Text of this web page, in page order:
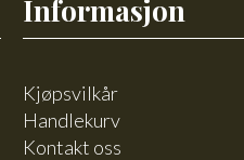
Informasjon
Kjøpsvilkår
Handlekurv
Kontakt oss